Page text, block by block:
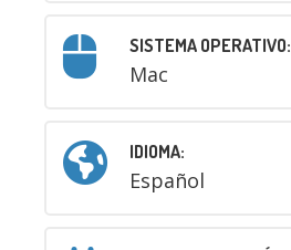
SISTEMA OPERATIVO:
Mac
IDIOMA:
Español